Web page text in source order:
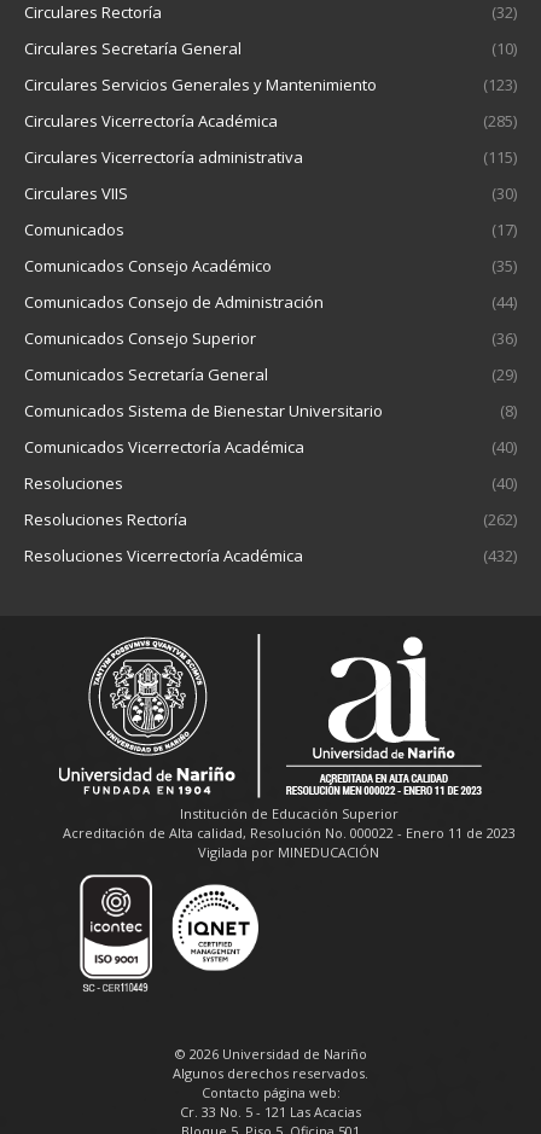
Circulares Rectoría
(32)
Circulares Secretaría General
(10)
Circulares Servicios Generales y Mantenimiento
(123)
Circulares Vicerrectoría Académica
(285)
Circulares Vicerrectoría administrativa
(115)
Circulares VIIS
(30)
Comunicados
(17)
Comunicados Consejo Académico
(35)
Comunicados Consejo de Administración
(44)
Comunicados Consejo Superior
(36)
Comunicados Secretaría General
(29)
Comunicados Sistema de Bienestar Universitario
(8)
Comunicados Vicerrectoría Académica
(40)
Resoluciones
(40)
Resoluciones Rectoría
(262)
Resoluciones Vicerrectoría Académica
(432)
Institución de Educación Superior
Acreditación de Alta calidad, Resolución No. 000022 - Enero 11 de 2023
Vigilada por MINEDUCACIÓN
© 2026 Universidad de Nariño
Algunos derechos reservados.
Contacto página web:
Cr. 33 No. 5 - 121 Las Acacias